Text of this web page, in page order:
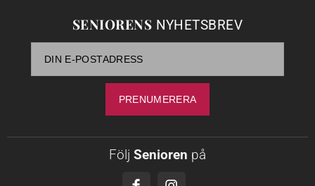
SENIORENS NYHETSBREV
Följ Senioren på